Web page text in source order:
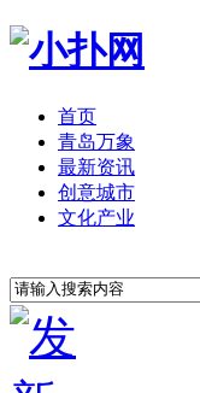
首页
青岛万象
最新资讯
创意城市
文化产业